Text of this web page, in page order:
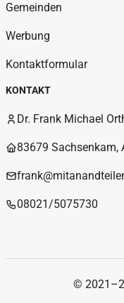
Gemeinden
Werbung
Kontaktformular
KONTAKT
Dr. Frank Michael
83679 Sachsenkam,
08021/5075730
©